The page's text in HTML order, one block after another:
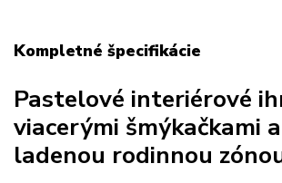
Kompletné špecifikácie
Pastelové interiérové
viacerými šmýkačkami
ladenou rodinnou